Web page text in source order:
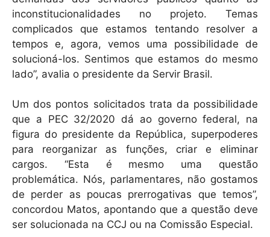
inconstitucionalidades no projeto. Temas
complicados que estamos tentando resolver a
tempos e, agora, vemos uma possibilidade de
solucioná-los. Sentimos que estamos do mesmo
lado”, avalia o presidente da Servir Brasil.
Um dos pontos solicitados trata da possibilidade
que a PEC 32/2020 dá ao governo federal, na
figura do presidente da República, superpoderes
para reorganizar as funções, criar e eliminar
cargos. “Esta é mesmo uma questão
problemática. Nós, parlamentares, não gostamos
de perder as poucas prerrogativas que temos”,
concordou Matos, apontando que a questão deve
ser solucionada na CCJ ou na Comissão Especial.